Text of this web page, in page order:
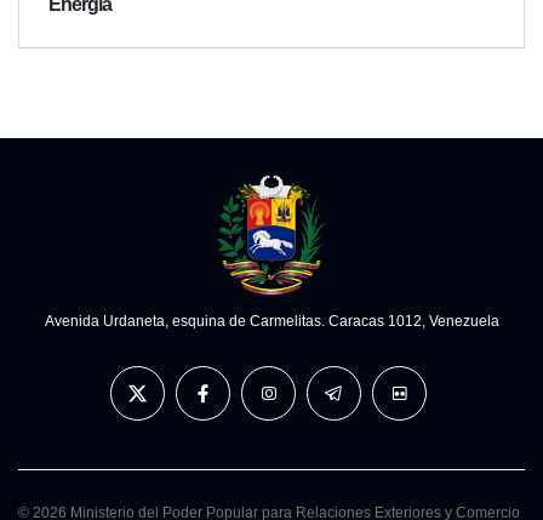
Energía
Avenida Urdaneta, esquina de Carmelitas. Caracas 1012, Venezuela
© 2026 Ministerio del Poder Popular para Relaciones Exteriores y Comercio